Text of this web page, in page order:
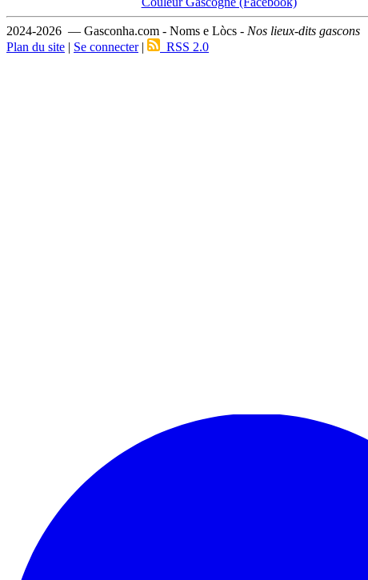
2024-2026 — Gasconha.com - Noms e Lòcs - Nos lieux-dits gascons
Plan du site | Se connecter| RSS 2.0